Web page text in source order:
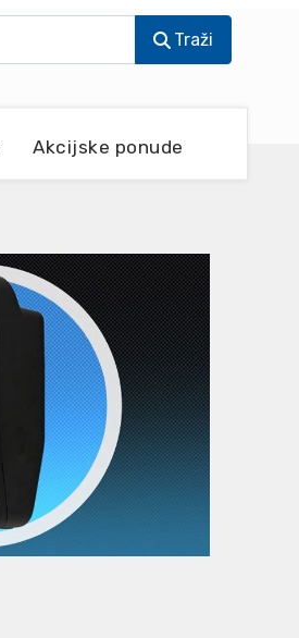
Traži
Akcijske ponude